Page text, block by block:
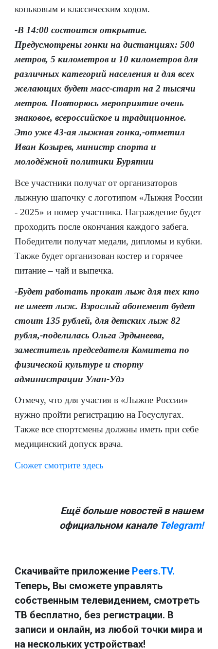
коньковым и классическим ходом.
-В 14:00 состоится открытие.
Предусмотрены гонки на дистанциях: 500
метров, 5 километров и 10 километров для
различных категорий населения и для всех
желающих будет масс-старт на 2 тысячи
метров. Повторюсь мероприятие очень
знаковое, всероссийское и традиционное.
Это уже 43-ая лыжная гонка,-отметил
Иван Козырев, министр спорта и
молодёжной политики Бурятии
Все участники получат от организаторов
лыжную шапочку с логотипом «Лыжня России
- 2025» и номер участника. Награждение будет
проходить после окончания каждого забега.
Победители получат медали, дипломы и кубки.
Также будет организован костер и горячее
питание – чай и выпечка.
-Будет работать прокат лыж для тех кто
не имеет лыж. Взрослый абонемент будет
стоит 135 рублей, для детских лыж 82
рубля,-поделилась Ольга Эрдынеева,
заместитель председателя Комитета по
физической культуре и спорту
администрации Улан-Удэ
Отмечу, что для участия в «Лыжне России»
нужно пройти регистрацию на Госуслугах.
Также все спортсмены должны иметь при себе
медицинский допуск врача.
Сюжет смотрите здесь
Ещё больше новостей в нашем
официальном канале Telegram!
Скачивайте приложение Peers.TV.
Теперь, Вы сможете управлять
собственным телевидением, смотреть
ТВ бесплатно, без регистрации. В
записи и онлайн, из любой точки мира и
на нескольких устройствах!